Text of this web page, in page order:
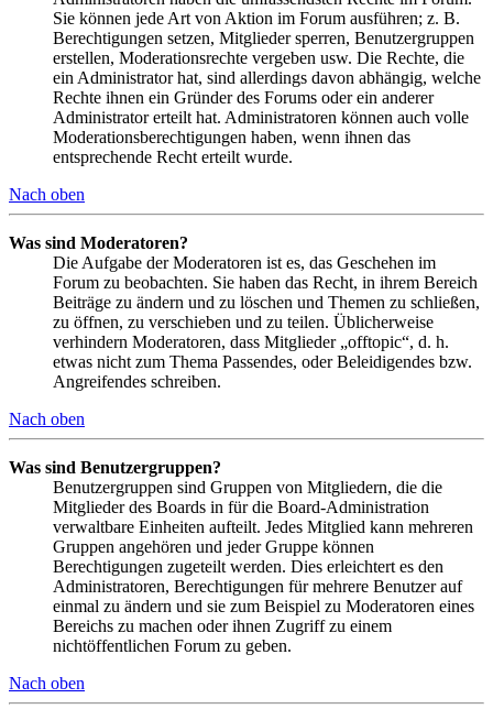
Sie können jede Art von Aktion im Forum ausführen; z. B.
Berechtigungen setzen, Mitglieder sperren, Benutzergruppen
erstellen, Moderationsrechte vergeben usw. Die Rechte, die
ein Administrator hat, sind allerdings davon abhängig, welche
Rechte ihnen ein Gründer des Forums oder ein anderer
Administrator erteilt hat. Administratoren können auch volle
Moderationsberechtigungen haben, wenn ihnen das
entsprechende Recht erteilt wurde.
Nach oben
Was sind Moderatoren?
Die Aufgabe der Moderatoren ist es, das Geschehen im
Forum zu beobachten. Sie haben das Recht, in ihrem Bereich
Beiträge zu ändern und zu löschen und Themen zu schließen,
zu öffnen, zu verschieben und zu teilen. Üblicherweise
verhindern Moderatoren, dass Mitglieder „offtopic“, d. h.
etwas nicht zum Thema Passendes, oder Beleidigendes bzw.
Angreifendes schreiben.
Nach oben
Was sind Benutzergruppen?
Benutzergruppen sind Gruppen von Mitgliedern, die die
Mitglieder des Boards in für die Board-Administration
verwaltbare Einheiten aufteilt. Jedes Mitglied kann mehreren
Gruppen angehören und jeder Gruppe können
Berechtigungen zugeteilt werden. Dies erleichtert es den
Administratoren, Berechtigungen für mehrere Benutzer auf
einmal zu ändern und sie zum Beispiel zu Moderatoren eines
Bereichs zu machen oder ihnen Zugriff zu einem
nichtöffentlichen Forum zu geben.
Nach oben